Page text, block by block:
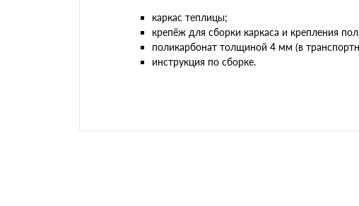
каркас теплицы;
крепёж для сборки каркаса и крепления
поликарбонат толщиной 4 мм (в
инструкция по сборке.